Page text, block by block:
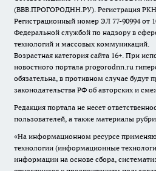
(ВВВ.ПРОГОРОДНН.РУ). Регистрация
Регистрационный номер ЭЛ 77-90994 от
Федеральной службой по надзору в
технологий и массовых коммуникаций.
Возрастная категория сайта 16+. При
новостного портала progorodnn.ru
обязательна, в противном случае будут
законодательства РФ об авторских и
Редакция портала не несет
пользователей, а также материалы
«На информационном ресурсе
технологии (информационные
информации на основе сбора,